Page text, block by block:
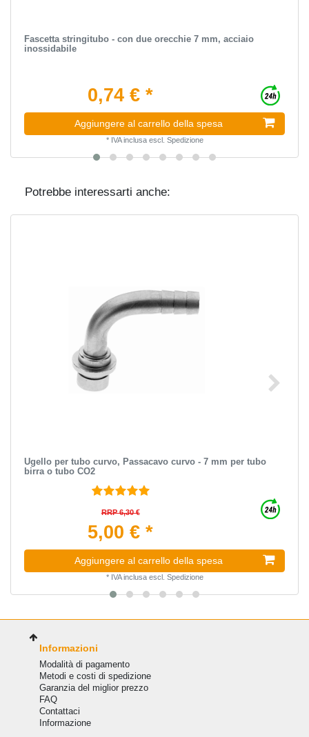
Fascetta stringitubo - con due orecchie 7 mm, acciaio
inossidabile
0,74 € *
Aggiungere al carrello della spesa
* IVA inclusaescl. Spedizione
Potrebbe interessarti anche:
Ugello per tubo curvo, Passacavo curvo - 7 mm per tubo
birra o tubo CO2
RRP 6,30 €
5,00 € *
Aggiungere al carrello della spesa
* IVA inclusaescl. Spedizione
Informazioni
Modalità di pagamento
Metodi e costi di spedizione
Garanzia del miglior prezzo
FAQ
Сontattaci
Informazione